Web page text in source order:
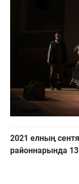
2021 елның
районнарында 13